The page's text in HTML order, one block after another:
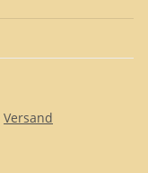
Versand